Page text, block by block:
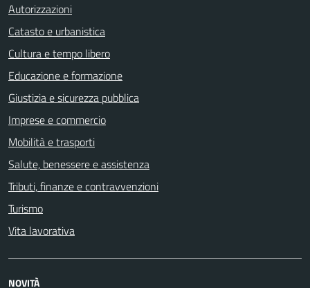
Autorizzazioni
Catasto e urbanistica
Cultura e tempo libero
Educazione e formazione
Giustizia e sicurezza pubblica
Imprese e commercio
Mobilità e trasporti
Salute, benessere e assistenza
Tributi, finanze e contravvenzioni
Turismo
Vita lavorativa
NOVITÀ